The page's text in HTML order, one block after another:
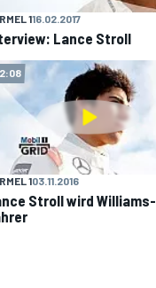
116.02.2017
Lance Stroll
103.11.2016
Stroll wird Williams-